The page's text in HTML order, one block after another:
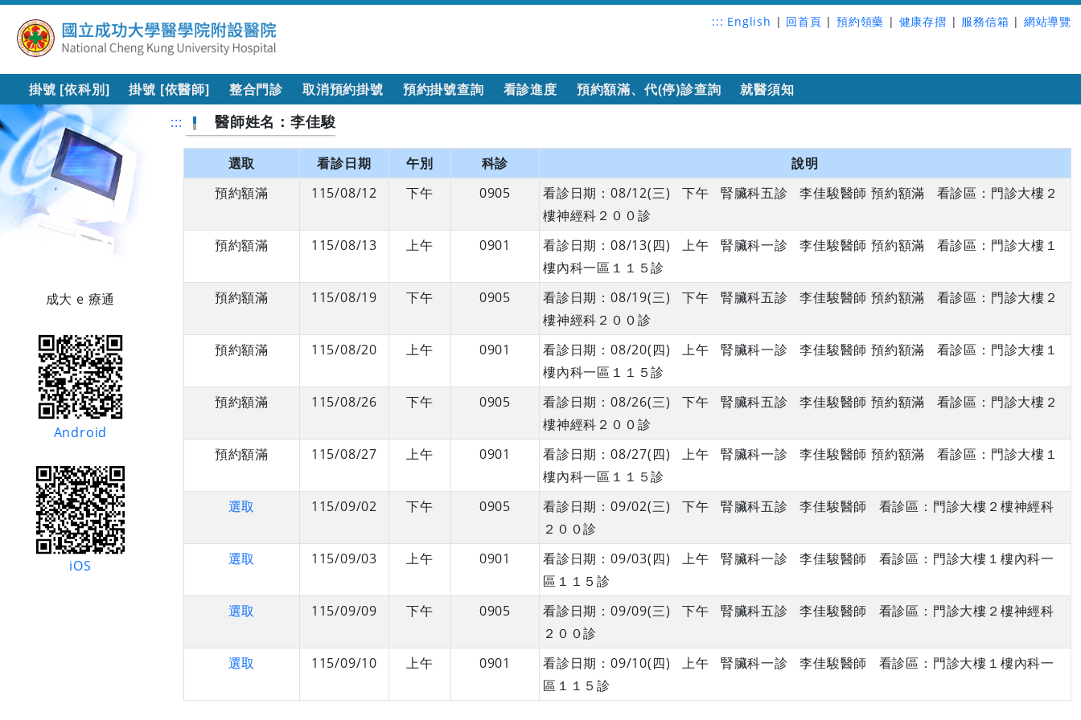
::: English | 回首頁 | 預約領藥 | 健康存摺 | 服務信箱 | 網站導覽
掛號 [依科別] 掛號 [依醫師] 整合門診 取消預約掛號 預約掛號查詢 看診進度 預約額滿、代(停)診查詢 就醫須知
成大 e 療通
Android
iOS
::: 醫師姓名：李佳駿
選取 看診日期 午別 科診
說明
預約額滿
115/08/12 下午 0905
看診日期：08/12(三) 下午 腎臟科五診 李佳駿醫師 預約額滿 看診區：門診大樓２
樓神經科２００診
預約額滿
115/08/13 上午 0901
看診日期：08/13(四) 上午 腎臟科一診 李佳駿醫師 預約額滿 看診區：門診大樓１
樓內科一區１１５診
預約額滿
115/08/19 下午 0905
看診日期：08/19(三) 下午 腎臟科五診 李佳駿醫師 預約額滿 看診區：門診大樓２
樓神經科２００診
預約額滿
115/08/20 上午 0901
看診日期：08/20(四) 上午 腎臟科一診 李佳駿醫師 預約額滿 看診區：門診大樓１
樓內科一區１１５診
預約額滿
115/08/26 下午 0905
看診日期：08/26(三) 下午 腎臟科五診 李佳駿醫師 預約額滿 看診區：門診大樓２
樓神經科２００診
預約額滿
115/08/27 上午 0901
看診日期：08/27(四) 上午 腎臟科一診 李佳駿醫師 預約額滿 看診區：門診大樓１
樓內科一區１１５診
選取
115/09/02 下午 0905
看診日期：09/02(三) 下午 腎臟科五診 李佳駿醫師 看診區：門診大樓２樓神經科
２００診
選取
115/09/03 上午 0901
看診日期：09/03(四) 上午 腎臟科一診 李佳駿醫師 看診區：門診大樓１樓內科一
區１１５診
選取
115/09/09 下午 0905
看診日期：09/09(三) 下午 腎臟科五診 李佳駿醫師 看診區：門診大樓２樓神經科
２００診
選取
115/09/10 上午 0901
看診日期：09/10(四) 上午 腎臟科一診 李佳駿醫師 看診區：門診大樓１樓內科一
區１１５診